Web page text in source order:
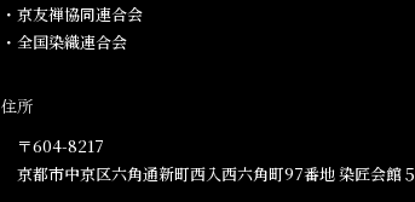
・京友禅協同連合会
・全国染織連合会
住所
〒604-8217
京都市中京区六角通新町西入西六角町97番地​ 染匠会館５